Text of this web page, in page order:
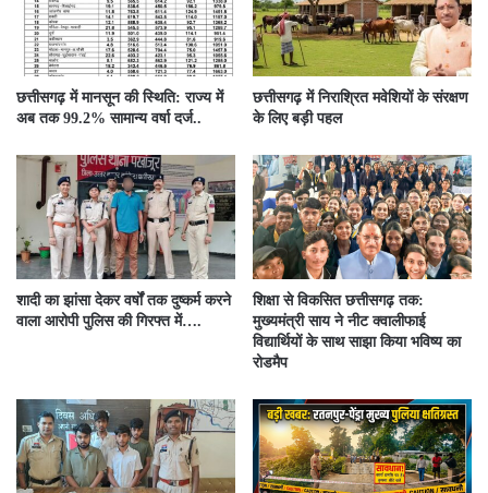
छत्तीसगढ़ में मानसून की स्थिति: राज्य में
अब तक 99.2% सामान्य वर्षा दर्ज..
छत्तीसगढ़ में निराश्रित मवेशियों के संरक्षण
के लिए बड़ी पहल
शादी का झांसा देकर वर्षों तक दुष्कर्म करने
वाला आरोपी पुलिस की गिरफ्त में….
शिक्षा से विकसित छत्तीसगढ़ तक:
मुख्यमंत्री साय ने नीट क्वालीफाई
विद्यार्थियों के साथ साझा किया भविष्य का
रोडमैप